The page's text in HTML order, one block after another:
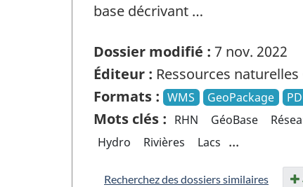
base décrivant …
Dossier modifié : 7 nov. 2022
Éditeur : Ressources naturelles
Formats : WMS GeoPackage
Mots clés : RHN GéoBase
Hydro
Rivières Lacs ...
Recherchez des dossiers similaires